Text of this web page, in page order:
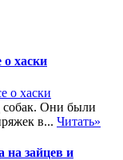
о хаски
собак. Они были
в... Читать»
на зайцев и